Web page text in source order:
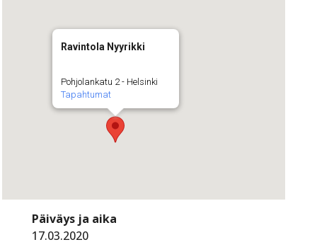
Ravintola Nyyrikki
Pohjolankatu 2 - Helsinki
Tapahtumat
Päiväys ja aika
17.03.2020